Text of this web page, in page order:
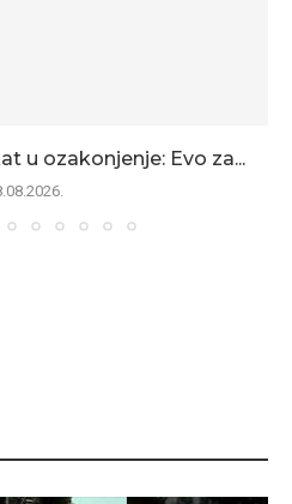
u ozakonjenje: Evo za...